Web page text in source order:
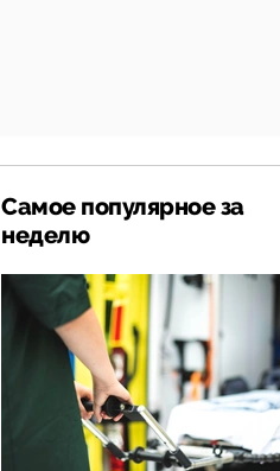
Самое популярное за
неделю